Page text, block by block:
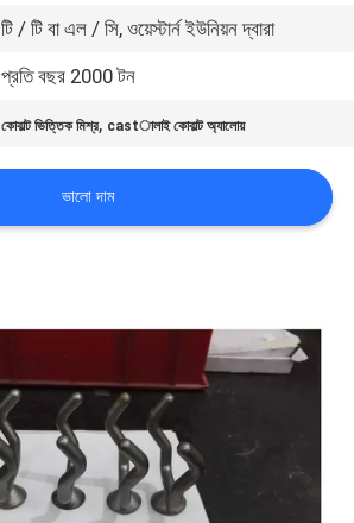
টি / টি বা এল / সি, ওয়েস্টার্ন ইউনিয়ন দ্বারা
প্রতি বছর 2000 টন
কোবাল্ট ভিত্তিক মিশ্র, castালাই কোবাল্ট অ্যালোয়
ভালো দাম